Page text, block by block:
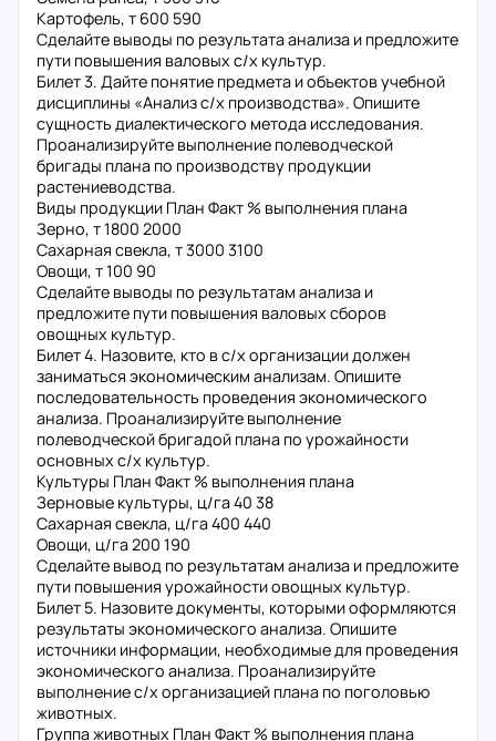
Картофель, т 600 590
Сделайте выводы по результата анализа и предложите
пути повышения валовых с/х культур.
Билет 3. Дайте понятие предмета и объектов учебной
дисциплины «Анализ с/х производства». Опишите
сущность диалектического метода исследования.
Проанализируйте выполнение полеводческой
бригады плана по производству продукции
растениеводства.
Виды продукции План Факт % выполнения плана
Зерно, т 1800 2000
Сахарная свекла, т 3000 3100
Овощи, т 100 90
Сделайте выводы по результатам анализа и
предложите пути повышения валовых сборов
овощных культур.
Билет 4. Назовите, кто в с/х организации должен
заниматься экономическим анализам. Опишите
последовательность проведения экономического
анализа. Проанализируйте выполнение
полеводческой бригадой плана по урожайности
основных с/х культур.
Культуры План Факт % выполнения плана
Зерновые культуры, ц/га 40 38
Сахарная свекла, ц/га 400 440
Овощи, ц/га 200 190
Сделайте вывод по результатам анализа и предложите
пути повышения урожайности овощных культур.
Билет 5. Назовите документы, которыми оформляются
результаты экономического анализа. Опишите
источники информации, необходимые для проведения
экономического анализа. Проанализируйте
выполнение с/х организацией плана по поголовью
животных.
Группа животных План Факт % выполнения плана